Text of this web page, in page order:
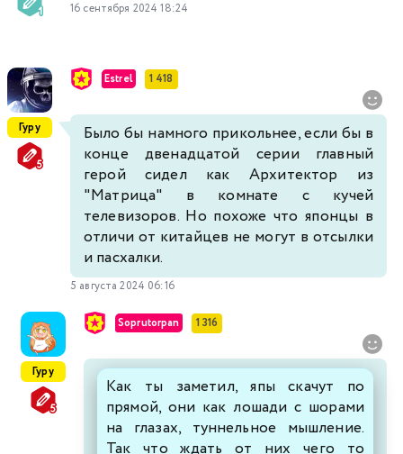
16 сентября 2024 18:24
Гуру
Estrel 1 418
Было бы намного прикольнее, если бы в
конце двенадцатой серии главный
герой сидел как Архитектор из
"Матрица" в комнате с кучей
телевизоров. Но похоже что японцы в
отличи от китайцев не могут в отсылки
и пасхалки.
5 августа 2024 06:16
Гуру
Soprutorpan 1 316
Как ты заметил, япы скачут по
прямой, они как лошади с шорами
на глазах, туннельное мышление.
Так что ждать от них чего то